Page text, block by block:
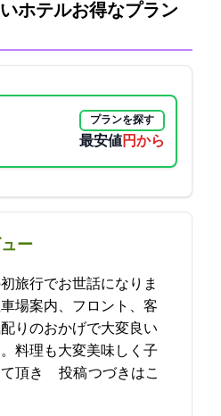
ホテル:お得なプラン
プランを探す
最安値5500円から
ー
初旅行でお世話になりま
場案内、フロント、客
りのおかげで大変良い
料理も大変美味しく子
05-27 01:38:39投稿つづきはこ